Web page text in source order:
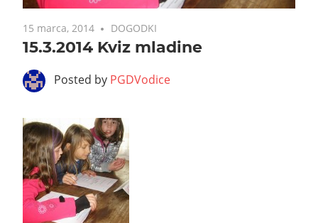
15 marca, 2014 DOGODKI
15.3.2014 Kviz mladine
Posted by PGDVodice